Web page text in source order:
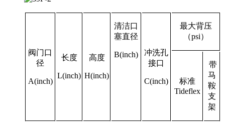
阀门口
径
A(inch)
长度
L(inch)
高度
H(inch)
清洁口
塞直径
B(inch)
冲洗孔
接口
C(inch)
最大背压
（psi）
标准
Tideflex
带
马
鞍
支
架